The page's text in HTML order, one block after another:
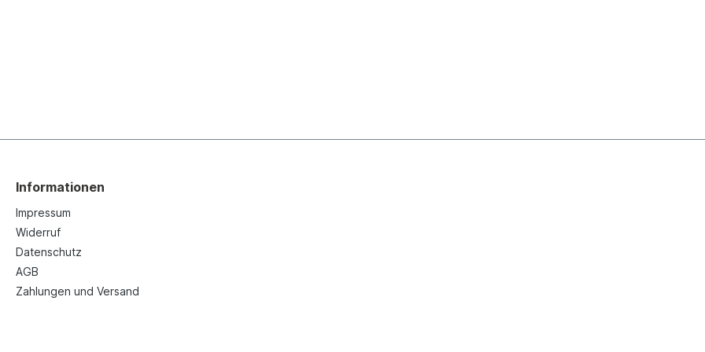
Informationen
Impressum
Widerruf
Datenschutz
AGB
Zahlungen und Versand